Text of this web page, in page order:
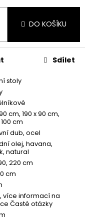
DO KOŠÍKU
stoly
cm, 190 x 90 cm,
cm
dub, ocel
olej, havana,
natural
220 cm
cm
více informací na
Časté otázky
Sdílet